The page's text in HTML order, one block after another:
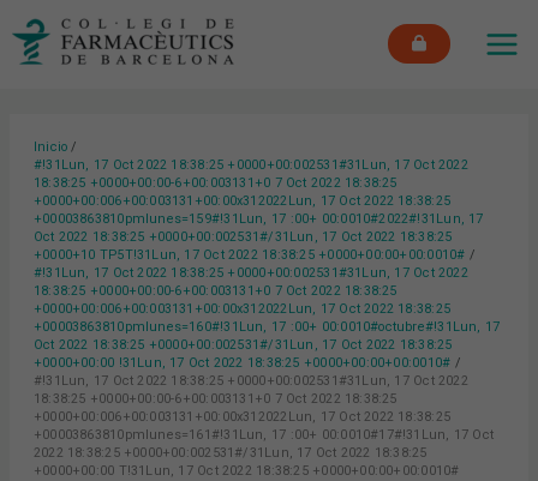
Inicio
#!31Lun, 17 Oct 2022 18:38:25 +0000+00:002531#31Lun, 17 Oct 2022
18:38:25 +0000+00:00-6+00:003131+0 7 Oct 2022 18:38:25
+0000+00:006+00:003131+00:00x312022Lun, 17 Oct 2022 18:38:25
+00003863810pmlunes=159#!31Lun, 17 :00+ 00:0010#2022#!31Lun, 17
Oct 2022 18:38:25 +0000+00:002531#/31Lun, 17 Oct 2022 18:38:25
+0000+10 TP5T!31Lun, 17 Oct 2022 18:38:25 +0000+00:00+00:0010#
#!31Lun, 17 Oct 2022 18:38:25 +0000+00:002531#31Lun, 17 Oct 2022
18:38:25 +0000+00:00-6+00:003131+0 7 Oct 2022 18:38:25
+0000+00:006+00:003131+00:00x312022Lun, 17 Oct 2022 18:38:25
+00003863810pmlunes=160#!31Lun, 17 :00+ 00:0010#octubre#!31Lun, 17
Oct 2022 18:38:25 +0000+00:002531#/31Lun, 17 Oct 2022 18:38:25
+0000+00:00 !31Lun, 17 Oct 2022 18:38:25 +0000+00:00+00:0010#
#!31Lun, 17 Oct 2022 18:38:25 +0000+00:002531#31Lun, 17 Oct 2022
18:38:25 +0000+00:00-6+00:003131+0 7 Oct 2022 18:38:25
+0000+00:006+00:003131+00:00x312022Lun, 17 Oct 2022 18:38:25
+00003863810pmlunes=161#!31Lun, 17 :00+ 00:0010#17#!31Lun, 17 Oct
2022 18:38:25 +0000+00:002531#/31Lun, 17 Oct 2022 18:38:25
+0000+00:00 T!31Lun, 17 Oct 2022 18:38:25 +0000+00:00+00:0010#